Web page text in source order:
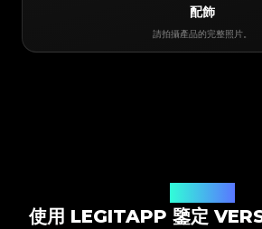
配飾
請拍攝產品的完整照片。
使用 LEGITAPP 鑒定